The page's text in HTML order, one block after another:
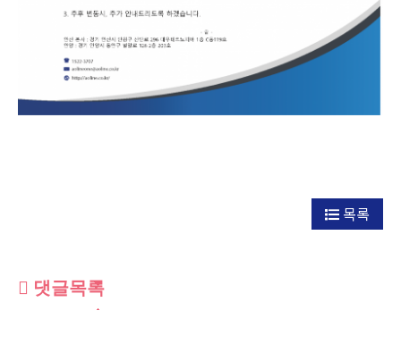
목록
댓글목록